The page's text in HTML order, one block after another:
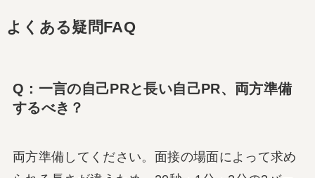
よくある疑問FAQ
Q：一言の自己PRと長い自己PR、両方準備
するべき？
両方準備してください。面接の場面によって求め